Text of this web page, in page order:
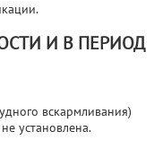
И В ПЕРИОД
вскармливания)
установлена.